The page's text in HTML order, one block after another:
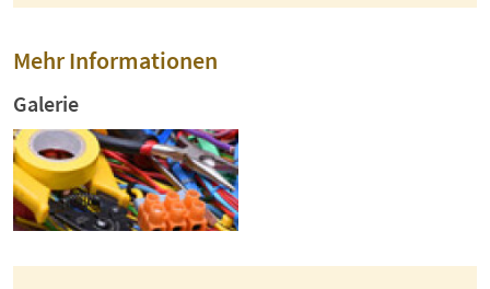
Mehr Informationen
Galerie